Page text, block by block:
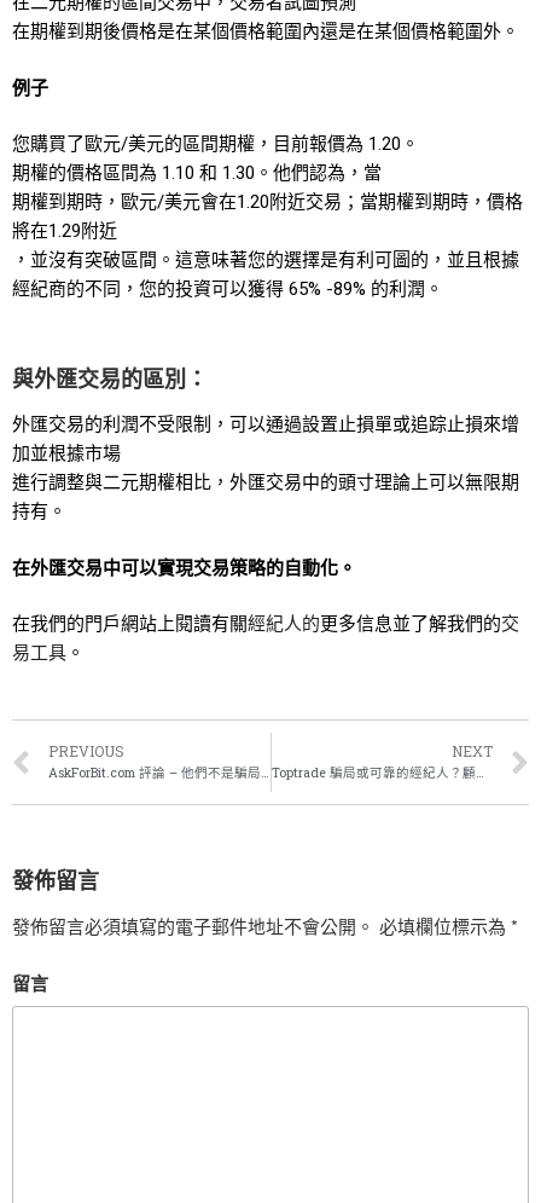
在期權到期後價格是在某個價格範圍內還是在某個價格範圍外。
例子
您購買了歐元/美元的區間期權，目前報價為 1.20。
期權的價格區間為 1.10 和 1.30。他們認為，當
期權到期時，歐元/美元會在1.20附近交易；當期權到期時，價格
將在1.29附近
，並沒有突破區間。這意味著您的選擇是有利可圖的，並且根據
經紀商的不同，您的投資可以獲得 65% -89% 的利潤。
與外匯交易的區別：
外匯交易的利潤不受限制，可以通過設置止損單或追踪止損來增
加並根據市場
進行調整與二元期權相比，外匯交易中的頭寸理論上可以無限期
持有。
在外匯交易中可以實現交易策略的自動化。
在我們的門戶網站上閱讀有關經紀人的更多信息並了解我們的交
易工具 。
PREVIOUS
AskForBit.com 評論 – 他們不是騙局或欺詐的 7 個原因。
NEXT
Toptrade 騙局或可靠的經紀人？顧客評論。
發佈留言
發佈留言必須填寫的電子郵件地址不會公開。 必填欄位標示為 *
留言